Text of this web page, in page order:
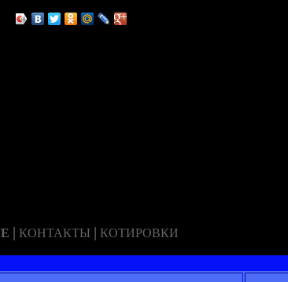
| КОНТАКТЫ | КОТИРОВКИ